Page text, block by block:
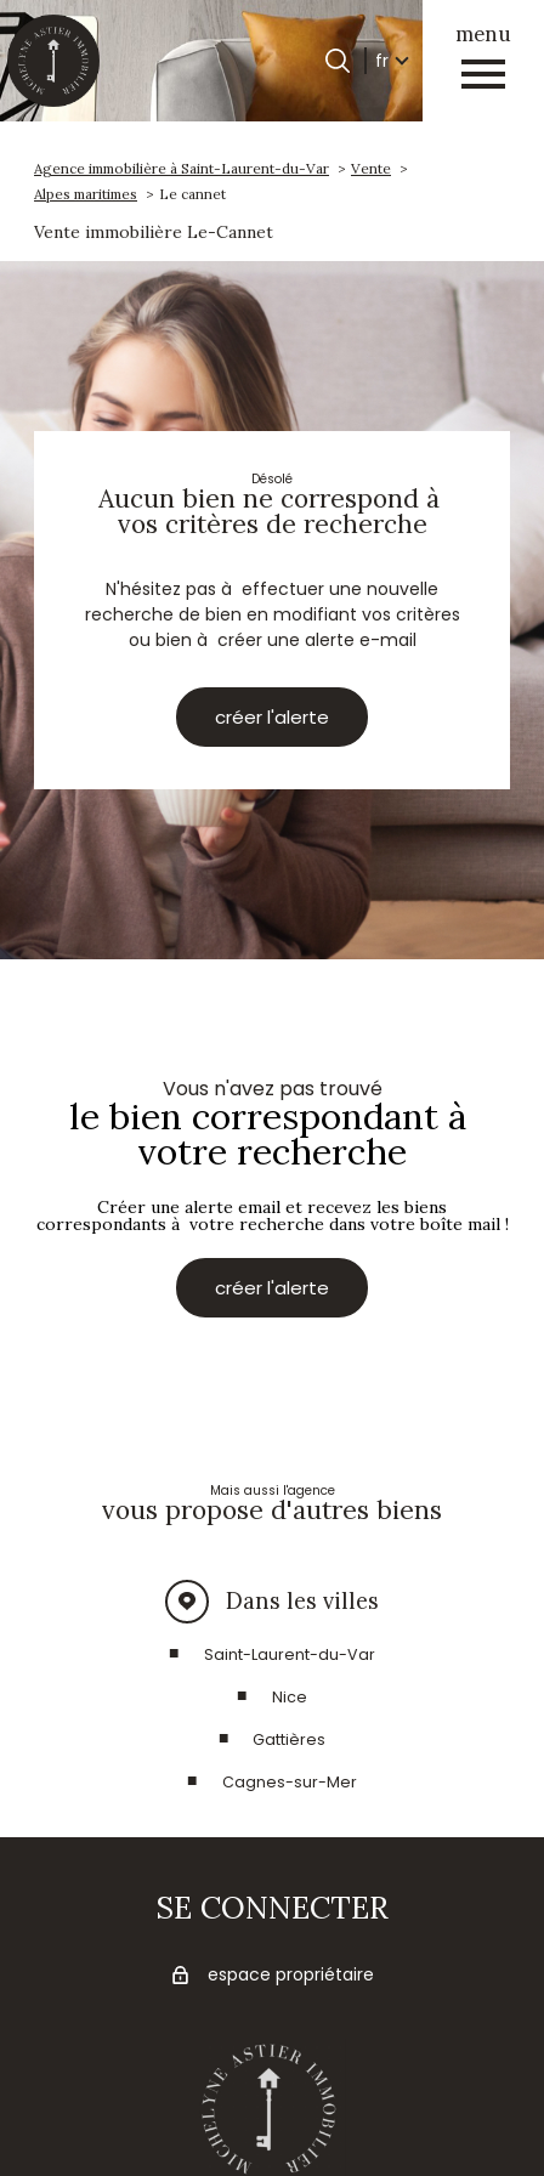
menu
Langue
fr
Accueil 0 Langue
fr
Agence immobilière à Saint-Laurent-du-Var
Vente
Alpes maritimes
Le cannet
Vente immobilière Le-Cannet
Désolé
Aucun bien ne correspond à
vos critères de recherche
N'hésitez pas à effectuer une nouvelle
recherche de bien en modifiant vos critères
ou bien à créer une alerte e-mail
créer l'alerte
Vous n'avez pas trouvé
le bien correspondant à
votre recherche
Créer une alerte email et recevez les biens
correspondants à votre recherche dans votre boîte mail !
créer l'alerte
Mais aussi l'agence
vous propose d'autres biens
Dans les villes
Saint-Laurent-du-Var
Nice
Gattières
Cagnes-sur-Mer
SE CONNECTER
espace propriétaire